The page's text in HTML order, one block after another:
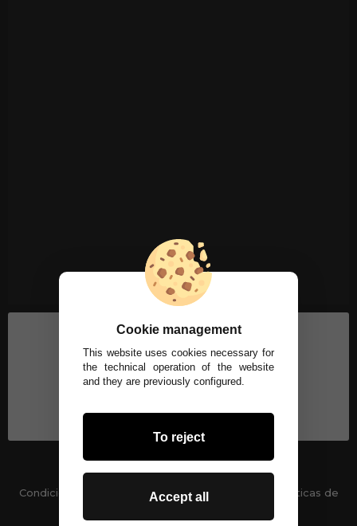
Condiciones generales Políticas de privacidad
Políticas de
Cookie management
This website uses cookies necessary for
the technical operation of the website
and they are previously configured.
To reject
Accept all